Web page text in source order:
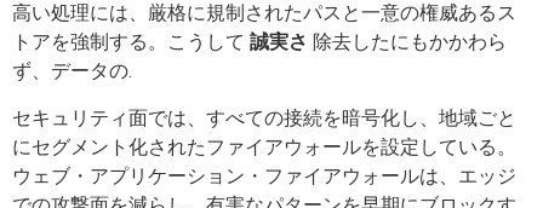
高い処理には、厳格に規制されたパスと一意の権威あるス
トアを強制する。こうして 誠実さ 除去したにもかかわら
ず、データの.
セキュリティ面では、すべての接続を暗号化し、地域ごと
にセグメント化されたファイアウォールを設定している。
ウェブ・アプリケーション・ファイアウォールは、エッジ